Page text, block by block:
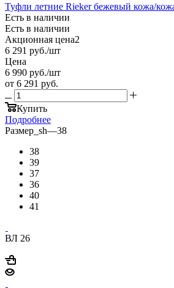
Туфли летние Rieker бежевый кожа/
Есть в наличии
Есть в наличии
Акционная цена2
6 291 руб./шт
Цена
6 990 руб./шт
от 6 291 руб.
Купить
Подробнее
Размер_sh—38
38
39
37
36
40
41
ВЛ 26